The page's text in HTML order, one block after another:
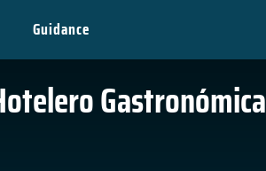
Guidance
Gastronómica